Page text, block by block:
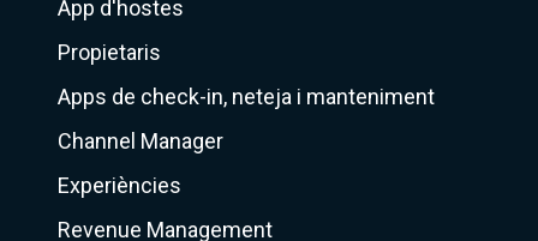
App d'hostes
Propietaris
Apps de check-in, neteja i manteniment
Channel Manager
Experiències
Revenue Management